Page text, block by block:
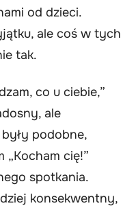
od dzieci.
ale coś w tych
tak.
co u ciebie,”
ale
podobne,
„Kocham cię!”
spotkania.
konsekwentny,